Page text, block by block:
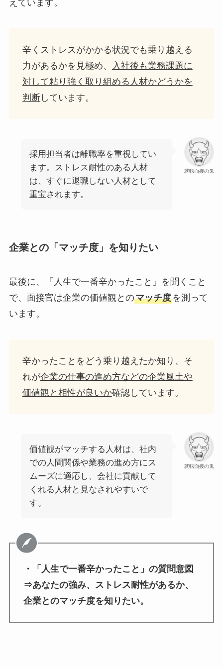
えています。
辛くストレスがかかる状況でも乗り越える
力があるかを見極め、
入社後も業務課題に
対して粘り強く取り組める人材かどうかを
判断しています。
就転面接の鬼
採用担当者は離職率を重視してい
ます。ストレス耐性のある人材
は、すぐに退職しない人材として
重宝されます。
企業との「マッチ度」を知りたい
最後に、「人生で一番辛かったこと」を聞くこと
で、面接官は企業の価値観とのマッチ度を測って
います。
辛かったことをどう乗り越えたか知り、そ
れが企業の仕事の進め方などの企業風土や
価値観と相性が良いか確認しています。
就転面接の鬼
価値観がマッチする人材は、社内
での人間関係や業務の進め方にス
ムーズに適応し、会社に貢献して
くれる人材と見なされやすいで
す。
・「人生で一番辛かったこと」の質問意図
⇒あなたの強み、ストレス耐性があるか、
企業とのマッチ度を知りたい。